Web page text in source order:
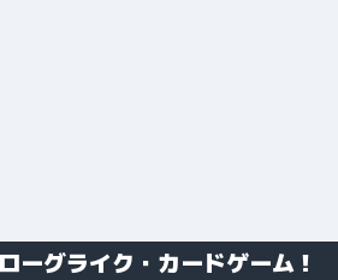
ーグライク・カードゲーム！